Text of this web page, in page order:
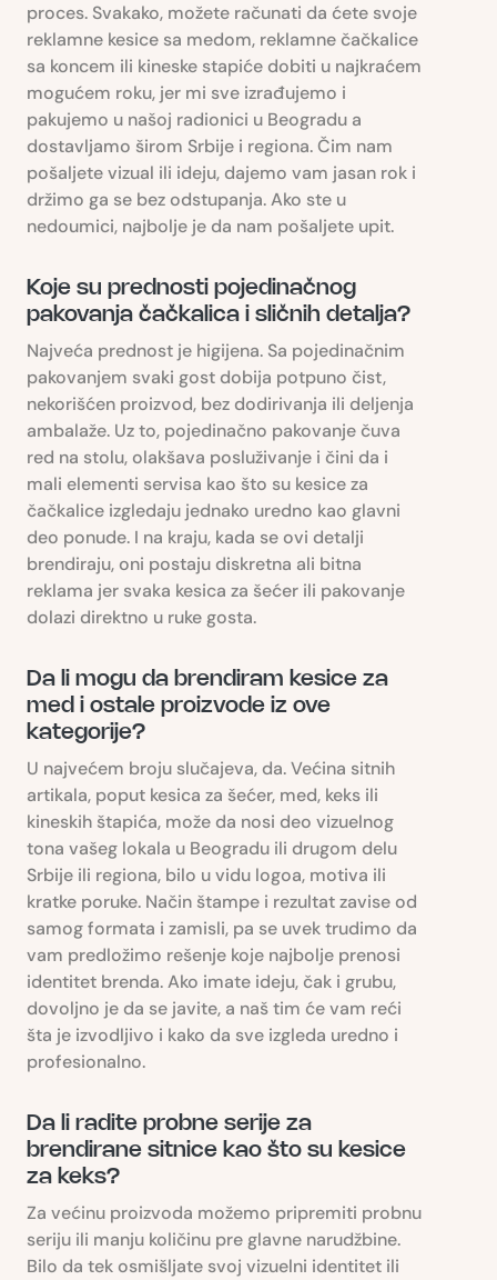
proces. Svakako, možete računati da ćete svoje
reklamne kesice sa medom, reklamne čačkalice
sa koncem ili kineske stapiće dobiti u najkraćem
mogućem roku, jer mi sve izrađujemo i
pakujemo u našoj radionici u Beogradu a
dostavljamo širom Srbije i regiona. Čim nam
pošaljete vizual ili ideju, dajemo vam jasan rok i
držimo ga se bez odstupanja. Ako ste u
nedoumici, najbolje je da nam pošaljete upit.
Koje su prednosti pojedinačnog
pakovanja čačkalica i sličnih detalja?
Najveća prednost je higijena. Sa pojedinačnim
pakovanjem svaki gost dobija potpuno čist,
nekorišćen proizvod, bez dodirivanja ili deljenja
ambalaže. Uz to, pojedinačno pakovanje čuva
red na stolu, olakšava posluživanje i čini da i
mali elementi servisa kao što su kesice za
čačkalice izgledaju jednako uredno kao glavni
deo ponude. I na kraju, kada se ovi detalji
brendiraju, oni postaju diskretna ali bitna
reklama jer svaka kesica za šećer ili pakovanje
dolazi direktno u ruke gosta.
Da li mogu da brendiram kesice za
med i ostale proizvode iz ove
kategorije?
U najvećem broju slučajeva, da. Većina sitnih
artikala, poput kesica za šećer, med, keks ili
kineskih štapića, može da nosi deo vizuelnog
tona vašeg lokala u Beogradu ili drugom delu
Srbije ili regiona, bilo u vidu logoa, motiva ili
kratke poruke. Način štampe i rezultat zavise od
samog formata i zamisli, pa se uvek trudimo da
vam predložimo rešenje koje najbolje prenosi
identitet brenda. Ako imate ideju, čak i grubu,
dovoljno je da se javite, a naš tim će vam reći
šta je izvodljivo i kako da sve izgleda uredno i
profesionalno.
Da li radite probne serije za
brendirane sitnice kao što su kesice
za keks?
Za većinu proizvoda možemo pripremiti probnu
seriju ili manju količinu pre glavne narudžbine.
Bilo da tek osmišljate svoj vizuelni identitet ili